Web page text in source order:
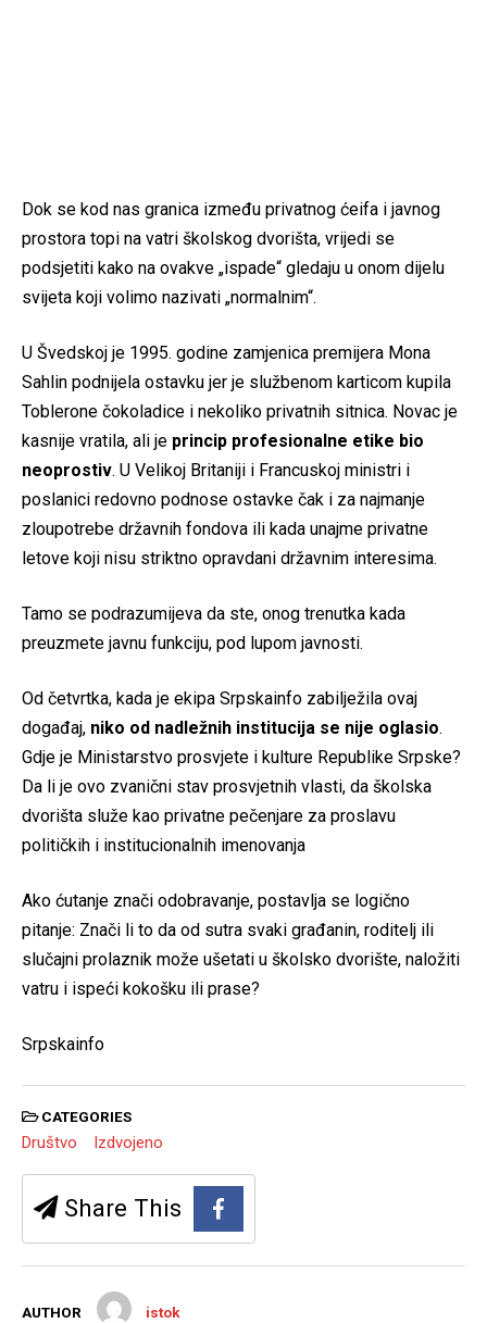
Dok se kod nas granica između privatnog ćeifa i javnog
prostora topi na vatri školskog dvorišta, vrijedi se
podsjetiti kako na ovakve „ispade“ gledaju u onom dijelu
svijeta koji volimo nazivati „normalnim“.
U Švedskoj je 1995. godine zamjenica premijera Mona
Sahlin podnijela ostavku jer je službenom karticom kupila
Toblerone čokoladice i nekoliko privatnih sitnica. Novac je
kasnije vratila, ali je princip profesionalne etike bio
neoprostiv. U Velikoj Britaniji i Francuskoj ministri i
poslanici redovno podnose ostavke čak i za najmanje
zloupotrebe državnih fondova ili kada unajme privatne
letove koji nisu striktno opravdani državnim interesima.
Tamo se podrazumijeva da ste, onog trenutka kada
preuzmete javnu funkciju, pod lupom javnosti.
Od četvrtka, kada je ekipa Srpskainfo zabilježila ovaj
događaj, niko od nadležnih institucija se nije oglasio.
Gdje je Ministarstvo prosvjete i kulture Republike Srpske?
Da li je ovo zvanični stav prosvjetnih vlasti, da školska
dvorišta služe kao privatne pečenjare za proslavu
političkih i institucionalnih imenovanja
Ako ćutanje znači odobravanje, postavlja se logično
pitanje: Znači li to da od sutra svaki građanin, roditelj ili
slučajni prolaznik može ušetati u školsko dvorište, naložiti
vatru i ispeći kokošku ili prase?
Srpskainfo
CATEGORIES
Društvo Izdvojeno
Share This
AUTHOR istok